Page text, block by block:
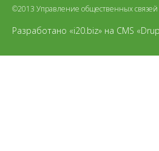
©2013 Управление общественных
Разработано «i20.biz» на CMS